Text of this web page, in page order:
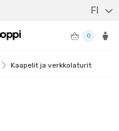
FI
0
Kaapelit ja verkkolaturit